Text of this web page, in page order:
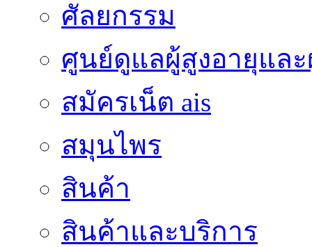
ศัลยกรรม
ศูนย์ดูแลผู้สูงอายุแล
สมัครเน็ต ais
สมุนไพร
สินค้า
สินค้าและบริการ